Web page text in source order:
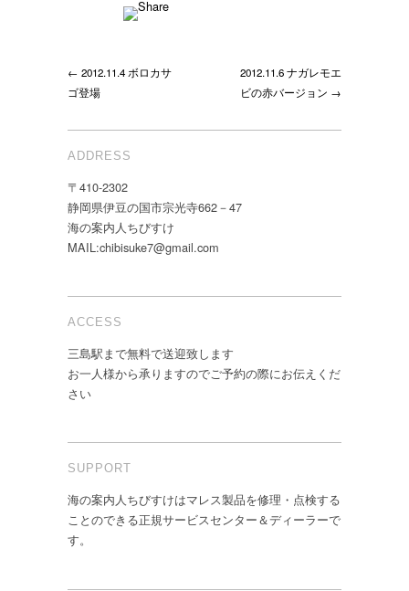
← 2012.11.4 ボロカサ
ゴ登場
2012.11.6 ナガレモエ
ビの赤バージョン →
ADDRESS
〒410-2302
静岡県伊豆の国市宗光寺662－47
海の案内人ちびすけ
MAIL:chibisuke7@gmail.com
ACCESS
三島駅まで無料で送迎致します
お一人様から承りますのでご予約の際にお伝えくだ
さい
SUPPORT
海の案内人ちびすけはマレス製品を修理・点検する
ことのできる正規サービスセンター＆ディーラーで
す。